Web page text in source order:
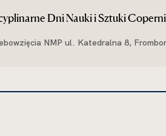
Dni Nauki i Sztuki
NMP ul. Katedralna 8,